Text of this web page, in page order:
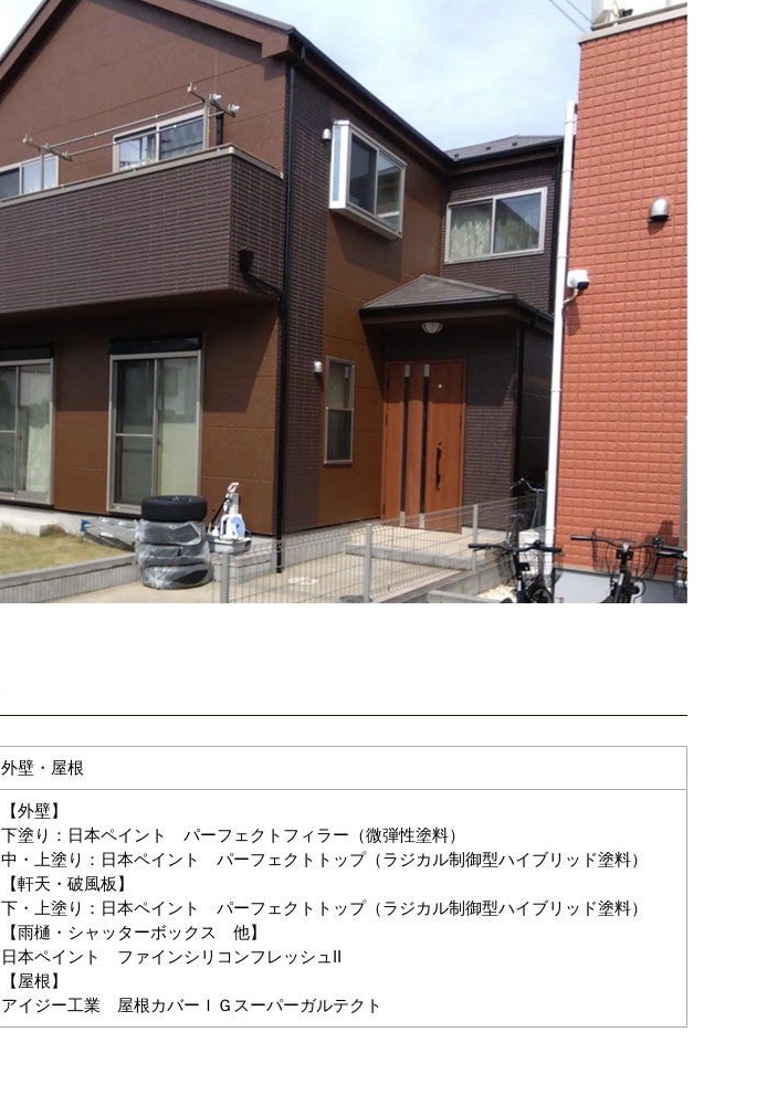
外壁・屋根
【外壁】
下塗り：日本ペイント パーフェクトフィラー（微弾性塗料）
中・上塗り：日本ペイント パーフェクトトップ（ラジカル制御型ハイブリッド塗料）
【軒天・破風板】
下・上塗り：日本ペイント パーフェクトトップ（ラジカル制御型ハイブリッド塗料）
【雨樋・シャッターボックス 他】
日本ペイント ファインシリコンフレッシュII
【屋根】
アイジー工業 屋根カバーＩＧスーパーガルテクト